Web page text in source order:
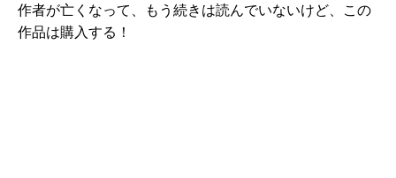
作者が亡くなって、もう続きは読んでいないけど、この
作品は購入する！